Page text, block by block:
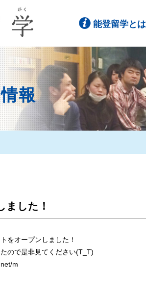
能登留学とは
報
ました！
をオープンしました！
ので是非見てください(T_T)
m